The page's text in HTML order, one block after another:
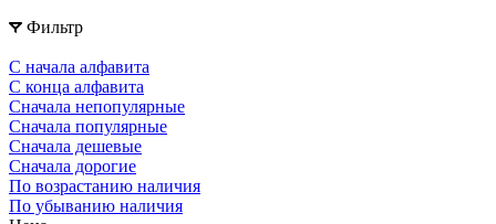
Фильтр
С начала алфавита
С конца алфавита
Сначала непопулярные
Сначала популярные
Сначала дешевые
Сначала дорогие
По возрастанию наличия
По убыванию наличия